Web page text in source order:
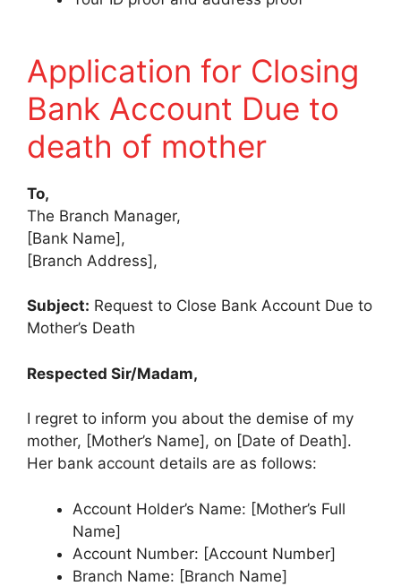
Application for Closing
Bank Account Due to
death of mother
To,
The Branch Manager,
[Bank Name],
[Branch Address],
Subject: Request to Close Bank Account Due to
Mother’s Death
Respected Sir/Madam,
I regret to inform you about the demise of my
mother, [Mother’s Name], on [Date of Death].
Her bank account details are as follows:
Account Holder’s Name: [Mother’s Full
Name]
Account Number: [Account Number]
Branch Name: [Branch Name]